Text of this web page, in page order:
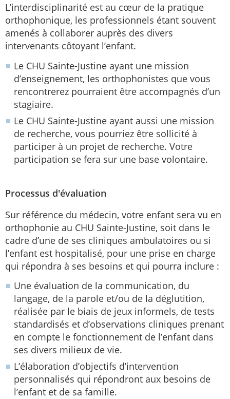
L’interdisciplinarité est au cœur de la pratique
orthophonique, les professionnels étant souvent
amenés à collaborer auprès des divers
intervenants côtoyant l’enfant.
Le CHU Sainte-Justine ayant une mission
d’enseignement, les orthophonistes que vous
rencontrerez pourraient être accompagnés d’un
stagiaire.
Le CHU Sainte-Justine ayant aussi une mission
de recherche, vous pourriez être sollicité à
participer à un projet de recherche. Votre
participation se fera sur une base volontaire.
Processus d'évaluation
Sur référence du médecin, votre enfant sera vu en
orthophonie au CHU Sainte-Justine, soit dans le
cadre d’une de ses cliniques ambulatoires ou si
l’enfant est hospitalisé, pour une prise en charge
qui répondra à ses besoins et qui pourra inclure :
Une évaluation de la communication, du
langage, de la parole et/ou de la déglutition,
réalisée par le biais de jeux informels, de tests
standardisés et d’observations cliniques prenant
en compte le fonctionnement de l’enfant dans
ses divers milieux de vie.
L’élaboration d’objectifs d’intervention
personnalisés qui répondront aux besoins de
l’enfant et de sa famille.